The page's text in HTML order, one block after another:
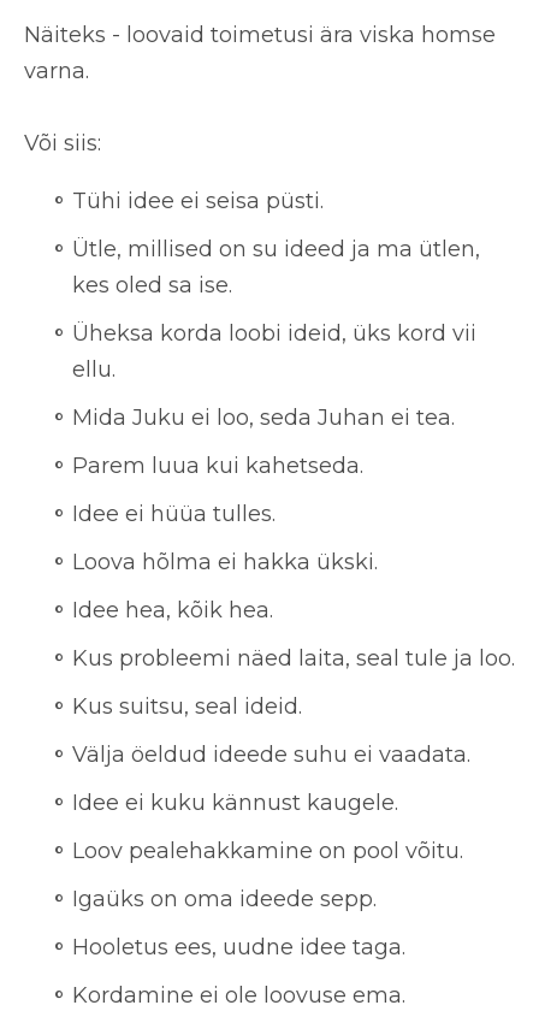
Näiteks - loovaid toimetusi ära viska homse
varna.
Või siis:
Tühi idee ei seisa püsti.
Ütle, millised on su ideed ja ma ütlen,
kes oled sa ise.
Üheksa korda loobi ideid, üks kord vii
ellu.
Mida Juku ei loo, seda Juhan ei tea.
Parem luua kui kahetseda.
Idee ei hüüa tulles.
Loova hõlma ei hakka ükski.
Idee hea, kõik hea.
Kus probleemi näed laita, seal tule ja loo.
Kus suitsu, seal ideid.
Välja öeldud ideede suhu ei vaadata.
Idee ei kuku kännust kaugele.
Loov pealehakkamine on pool võitu.
Igaüks on oma ideede sepp.
Hooletus ees, uudne idee taga.
Kordamine ei ole loovuse ema.